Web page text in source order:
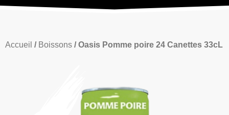
Accueil / Boissons / Oasis Pomme poire 24 Canettes 33cL